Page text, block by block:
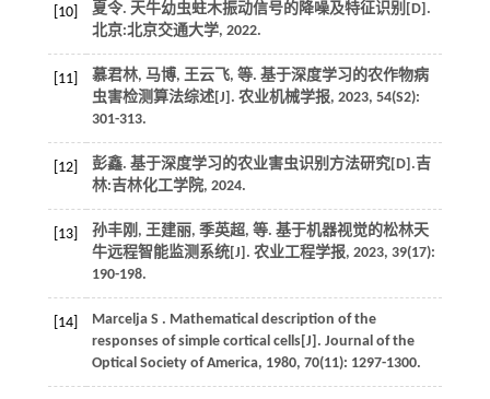
[10]
夏令. 天牛幼虫蛀木振动信号的降噪及特征识别[D].
北京:北京交通大学, 2022.
[11] 慕君林, 马博, 王云飞, 等. 基于深度学习的农作物病
虫害检测算法综述[J]. 农业机械学报, 2023, 54(S2):
301-313.
[12]
彭鑫. 基于深度学习的农业害虫识别方法研究[D].吉
林:吉林化工学院, 2024.
[13] 孙丰刚, 王建丽, 季英超, 等. 基于机器视觉的松林天
牛远程智能监测系统[J]. 农业工程学报, 2023, 39(17):
190-198.
[14] Marcelja S . Mathematical description of the
responses of simple cortical cells[J]. Journal of the
Optical Society of America, 1980, 70(11): 1297-1300.